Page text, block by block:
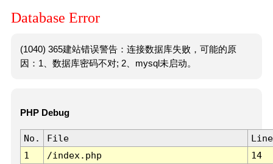
Database Error
(1040) 365建站错误警告：连接数据库失败，可能的原
因：1、数据库密码不对; 2、mysql未启动。
PHP Debug
No. File
Line
1
/index.php 14